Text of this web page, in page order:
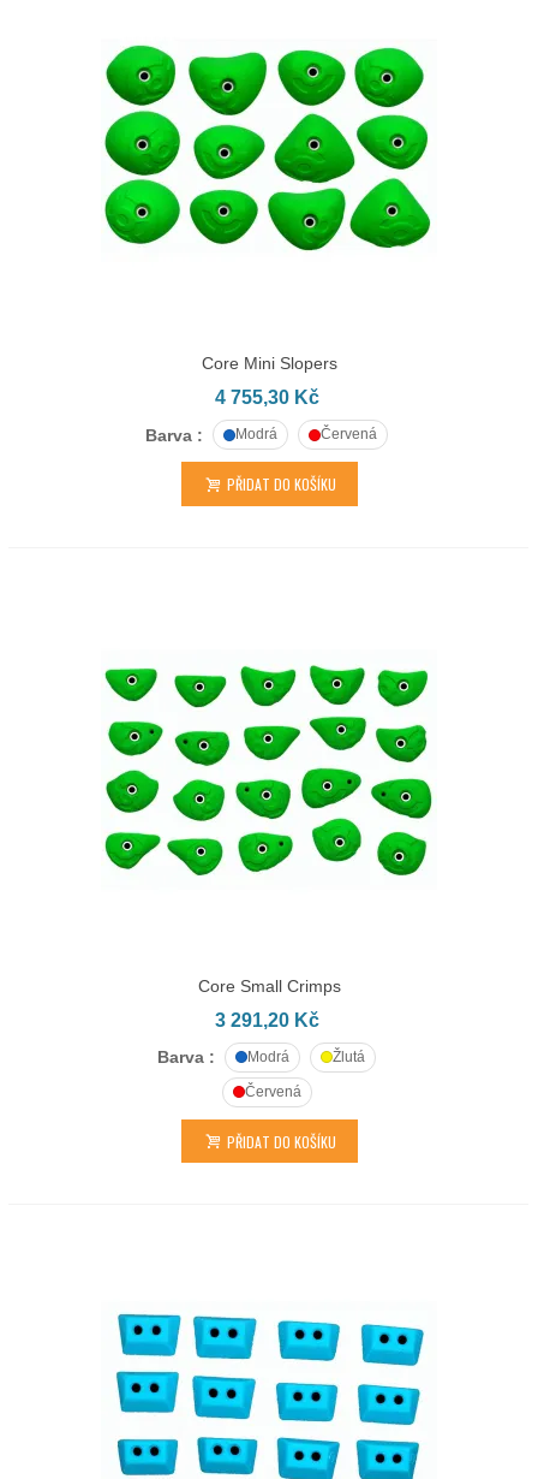
Core Mini Slopers
4 755,30 Kč
Barva : Modrá Červená
PŘIDAT DO KOŠÍKU
Core Small Crimps
3 291,20 Kč
Barva : Modrá Žlutá
Červená
PŘIDAT DO KOŠÍKU